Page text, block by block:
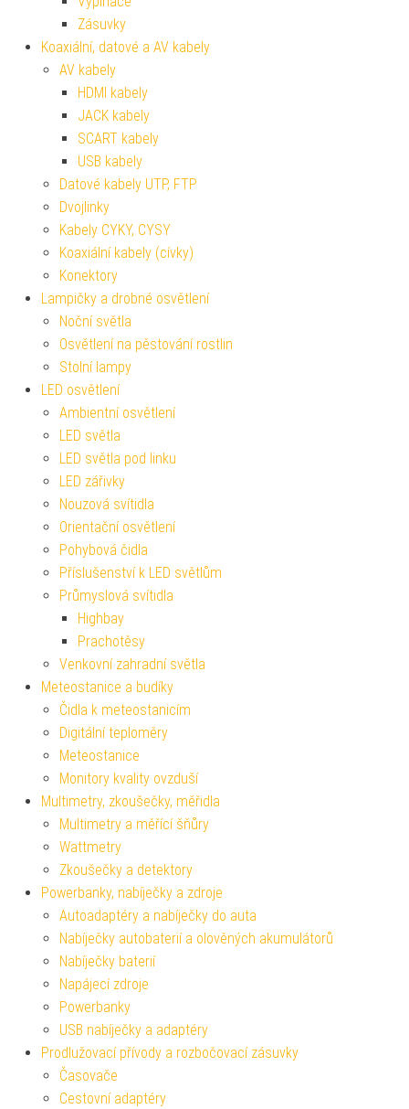
Zásuvky
Koaxiální, datové a AV kabely
AV kabely
HDMI kabely
JACK kabely
SCART kabely
USB kabely
Datové kabely UTP, FTP
Dvojlinky
Kabely CYKY, CYSY
Koaxiální kabely (cívky)
Konektory
Lampičky a drobné osvětlení
Noční světla
Osvětlení na pěstování rostlin
Stolní lampy
LED osvětlení
Ambientní osvětlení
LED světla
LED světla pod linku
LED zářivky
Nouzová svítidla
Orientační osvětlení
Pohybová čidla
Příslušenství k LED světlům
Průmyslová svítidla
Highbay
Prachotěsy
Venkovní zahradní světla
Meteostanice a budíky
Čidla k meteostanicím
Digitální teploměry
Meteostanice
Monitory kvality ovzduší
Multimetry, zkoušečky, měřidla
Multimetry a měřící šňůry
Wattmetry
Zkoušečky a detektory
Powerbanky, nabíječky a zdroje
Autoadaptéry a nabíječky do auta
Nabíječky autobaterií a olověných akumulátorů
Nabíječky baterií
Napájecí zdroje
Powerbanky
USB nabíječky a adaptéry
Prodlužovací přívody a rozbočovací zásuvky
Časovače
Cestovní adaptéry